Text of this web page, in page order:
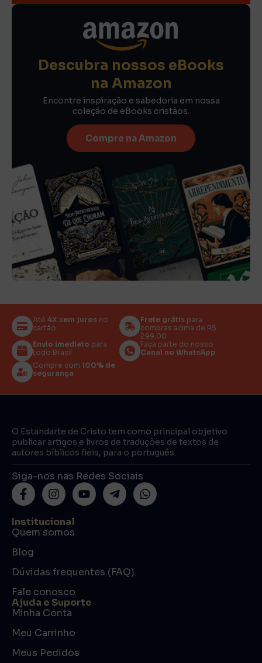
Descubra nossos eBooks
na Amazon
Encontre inspiração e sabedoria em nossa
coleção de eBooks cristãos.
Compre na Amazon
Até 4X sem juros no
cartão
Frete grátis para
compras acima de R$
299,00
Envio imediato para
todo Brasil
Faça parte do nosso
Canal no WhatsApp
Compre com 100% de
segurança
O Estandarte de Cristo tem como principal objetivo
publicar artigos e livros de traduções de textos de
autores bíblicos fiéis, para o português.
Siga-nos nas Redes Sociais
Institucional
Quem somos
Blog
Dúvidas frequentes (FAQ)
Fale conosco
Ajuda e Suporte
Minha Conta
Meu Carrinho
Meus Pedidos